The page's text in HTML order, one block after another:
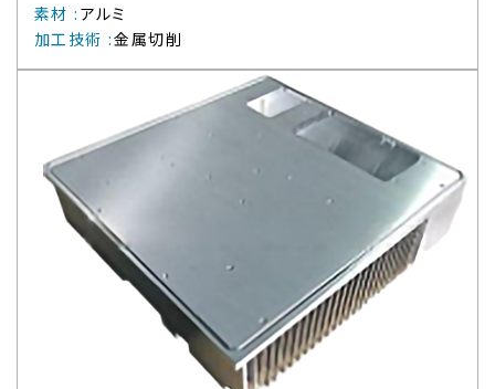
素材 : アルミ
加工技術 :金属切削